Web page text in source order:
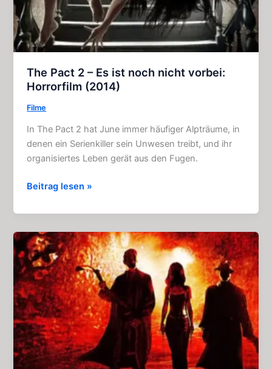
(1979)
The Pact 2 – Es ist noch nicht vorbei:
Horrorfilm (2014)
Filme
In The Pact 2 hat June immer häufiger Alpträume, in
denen ein Serienkiller sein Unwesen treibt, und ihr
organisiertes Leben gerät aus den Fugen.
The
2
–
Es
ist
noch
nicht
vorbei:
Horrorfilm
(2014)
Beitrag lesen »